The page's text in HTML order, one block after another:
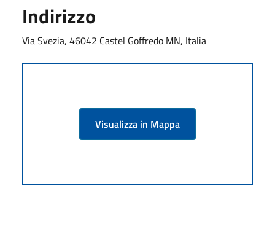
Indirizzo
Via Svezia, 46042 Castel Goffredo MN, Italia
Visualizza in Mappa